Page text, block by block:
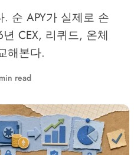
순 APY가 실제로 손
CEX, 리퀴드, 온체
해본다.
read